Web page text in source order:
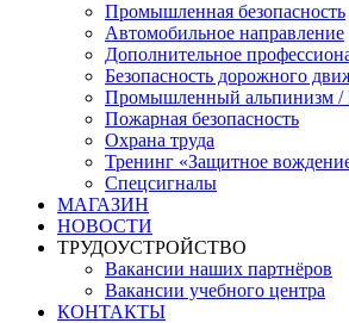
Промышленная безопасность
Автомобильное направление
Дополнительное
Безопасность дорожного
Промышленный альпинизм /
Пожарная безопасность
Охрана труда
Тренинг «Защитное
Спецсигналы
МАГАЗИН
НОВОСТИ
ТРУДОУСТРОЙСТВО
Вакансии наших партнёров
Вакансии учебного центра
КОНТАКТЫ